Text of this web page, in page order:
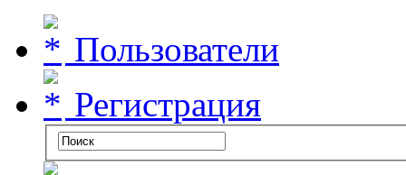
Пользователи
Регистрация